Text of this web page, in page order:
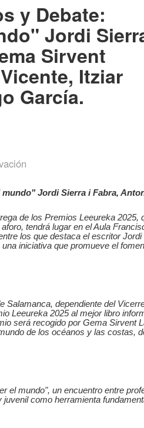
y Debate:
Jordi
Sirvent
Itziar
García.
Jordi Sierra i Fabra,
de los Premios Leeureka
tendrá lugar en el Aula
los que destaca el escritor
iniciativa que promueve el
dependiente del
Leeureka 2025 al mejor libro
será recogido por Gema
de los océanos y las costas,
el mundo", un encuentro entre
como herramienta